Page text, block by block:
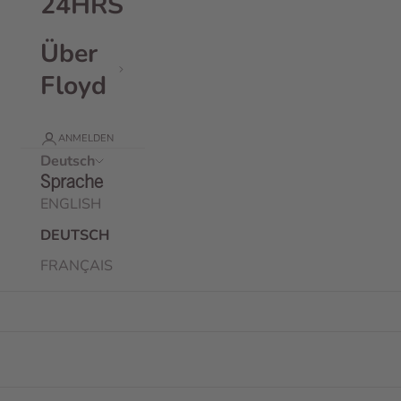
Über
Floyd
ANMELDEN
Deutsch
Sprache
ENGLISH
DEUTSCH
FRANÇAISFloyd Weekender